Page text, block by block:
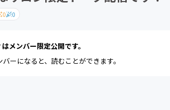
0 0
メンバー限定公開です。
ーになると、読むことができます。